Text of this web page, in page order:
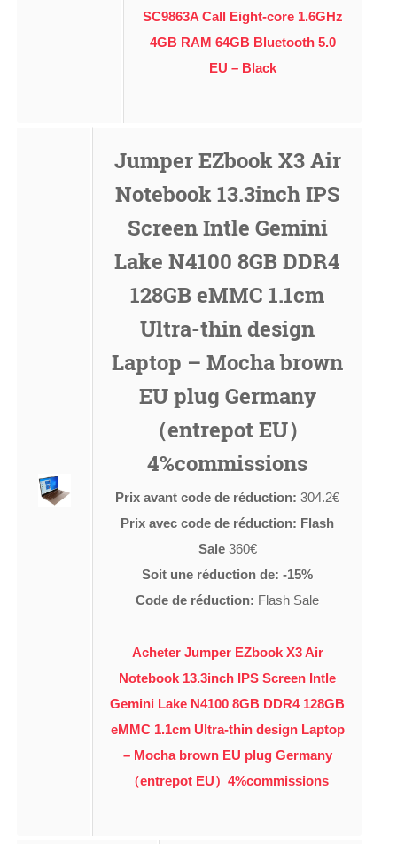
SC9863A Call Eight-core 1.6GHz
4GB RAM 64GB Bluetooth 5.0
EU – Black
Jumper EZbook X3 Air
Notebook 13.3inch IPS
Screen Intle Gemini
Lake N4100 8GB DDR4
128GB eMMC 1.1cm
Ultra-thin design
Laptop – Mocha brown
EU plug Germany
（entrepot EU）
4%commissions
Prix avant code de réduction: 304.2€
Prix avec code de réduction: Flash
Sale 360€
Soit une réduction de: -15%
Code de réduction: Flash Sale
Acheter Jumper EZbook X3 Air
Notebook 13.3inch IPS Screen Intle
Gemini Lake N4100 8GB DDR4 128GB
eMMC 1.1cm Ultra-thin design Laptop
– Mocha brown EU plug Germany
（entrepot EU）4%commissions